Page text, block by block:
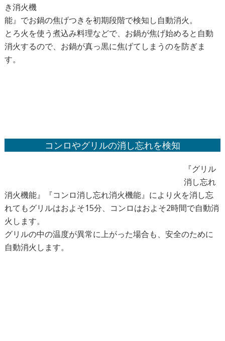
き消火機
能』でお鍋の焦げつきを初期段階で検知し自動消火。
とろ火を使う煮込み料理などで、お鍋が焦げ始めると自動
消火するので、お鍋が真っ黒に焦げてしまうのを防ぎま
す。
コンロやグリルの消し忘れを検知
『グリル
消し忘れ
消火機能』『コンロ消し忘れ消火機能』により火を消し忘
れてもグリルはおよそ15分、コンロはおよそ2時間で自動消
火します。
グリルの中の温度が異常に上がった場合も、安全のために
自動消火します。